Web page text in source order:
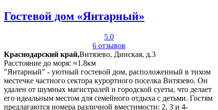
Гостевой дом «Янтарный»
5.0
6 отзывов
Краснодарский край,Витязево, Динская, д.3
Расстояние до моря: ≈1.8км
"Янтарный" - уютный гостевой дом, расположенный в тихом
местечке частного сектора курортного поселка Витязево. Он
удален от шумных магистралей и городской суеты, что делает
его идеальным местом для семейного отдыха с детьми. Гостям
предлагаются номера различной вместимости: 2, 3 и 4-